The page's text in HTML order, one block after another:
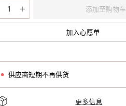
添加至购物车
加入心愿单
供应商短期不再供货
更多信息